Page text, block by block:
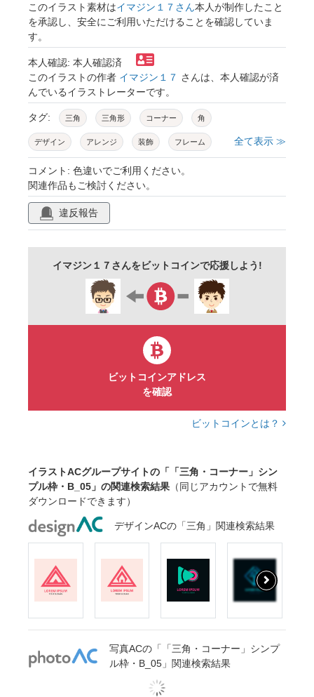
このイラスト素材はイマジン１７さん本人が制作したこと
を承認し、安全にご利用いただけることを確認していま
す。
本人確認: 本人確認済
このイラストの作者 イマジン１７ さんは、本人確認が済
んでいるイラストレーターです。
タグ: 三角 三角形 コーナー 角
デザイン アレンジ 装飾 フレーム
シンプル カラー ２カ所
２隅 上下 対角
全て表示 ≫
コメント: 色違いでご利用ください。
関連作品もご検討ください。
違反報告
イマジン１７さんをビットコインで応援しよう!
ビットコインアドレス
を確認
ビットコインとは？
イラストACグループサイトの「「三角・コーナー」シン
プル枠・B_05」の関連検索結果 （同じアカウントで無料
ダウンロードできます）
デザインACの「三角」関連検索結果
写真ACの「「三角・コーナー」シンプ
ル枠・B_05」関連検索結果